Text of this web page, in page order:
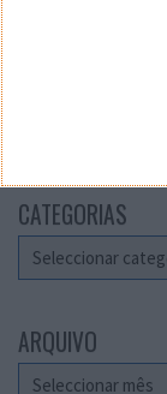
CATEGORIAS
Categorias
ARQUIVO
Arquivo